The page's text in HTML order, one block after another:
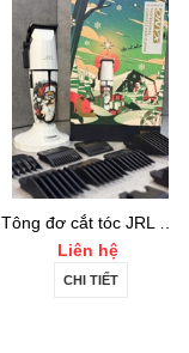
Tông đơ cắt tóc JRL 2020C-B ONYX Noel
Liên hệ
CHI TIẾT